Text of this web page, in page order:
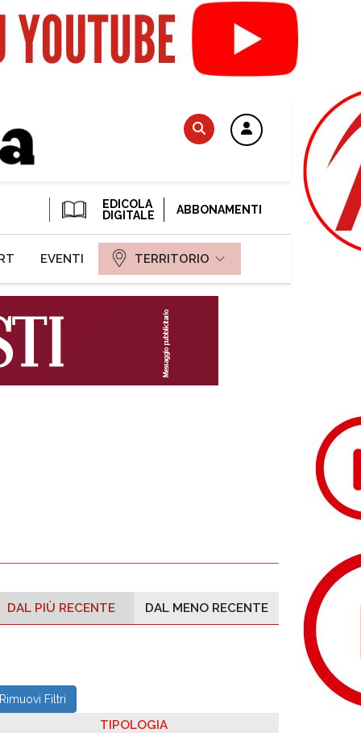
EDICOLA
DIGITALE
ABBONAMENTI
EVENTI TERRITORIO
DAL PIÙ RECENTE DAL MENO RECENTE
Rimuovi Filtri
TIPOLOGIA